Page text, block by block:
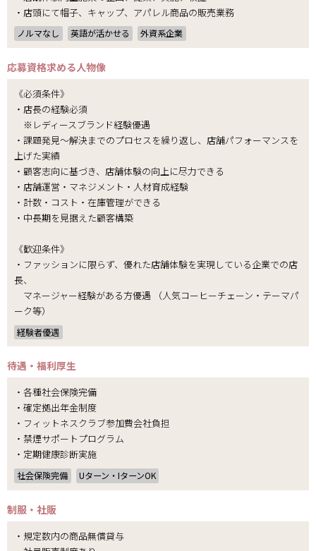
・店頭にて帽子、キャップ、アパレル商品の販売業務
ノルマなし 英語が活かせる 外資系企業
応募資格求める人物像
《必須条件》
・店長の経験必須
※レディースブランド経験優遇
・課題発見～解決までのプロセスを繰り返し、店舗パフォーマンスを
上げた実績
・顧客志向に基づき、店舗体験の向上に尽力できる
・店舗運営・マネジメント・人材育成経験
・計数・コスト・在庫管理ができる
・中長期を見据えた顧客構築
《歓迎条件》
・ファッションに限らず、優れた店舗体験を実現している企業での店
長、
マネージャー経験がある方優遇 （人気コーヒーチェーン・テーマパ
ーク等）
経験者優遇
待遇・福利厚生
・各種社会保険完備
・確定拠出年金制度
・フィットネスクラブ参加費会社負担
・禁煙サポートプログラム
・定期健康診断実施
社会保険完備 Uターン・IターンOK
制服・社販
・規定数内の商品無償貸与